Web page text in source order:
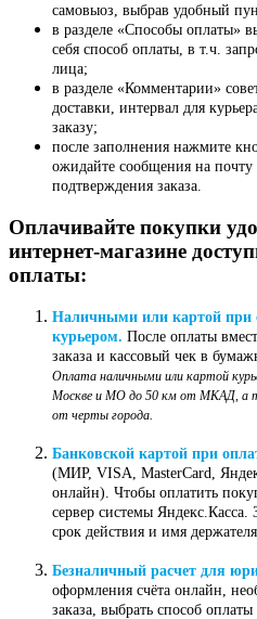
самовыоз, выбрав удобный
в разделе «Способы оплаты»
себя способ оплаты, в т.ч.
лица;
в разделе «Комментарии»
доставки, интервал для
заказу;
после заполнения нажмите
ожидайте сообщения на почту
подтверждения заказа.
Оплачивайте покупки
интернет-магазине
оплаты:
Наличными или картой при
курьером. После оплаты
заказа и кассовый чек в
Оплата наличными или картой
Москве и МО до 50 км от МКАД, а
от черты города.
Банковской картой при
(МИР, VISA, MasterCard,
онлайн). Чтобы оплатить
сервер системы
срок действия и имя
Безналичный расчет для
оформления счёта онлайн,
заказа, выбрать способ